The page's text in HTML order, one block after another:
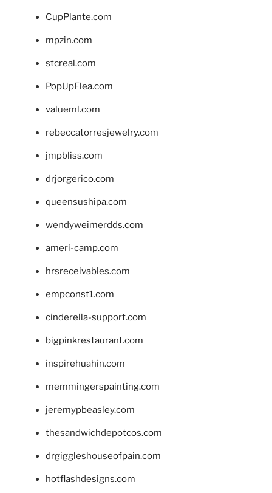
CupPlante.com
mpzin.com
stcreal.com
PopUpFlea.com
valueml.com
rebeccatorresjewelry.com
jmpbliss.com
drjorgerico.com
queensushipa.com
wendyweimerdds.com
ameri-camp.com
hrsreceivables.com
empconst1.com
cinderella-support.com
bigpinkrestaurant.com
inspirehuahin.com
memmingerspainting.com
jeremypbeasley.com
thesandwichdepotcos.com
drgiggleshouseofpain.com
hotflashdesigns.com